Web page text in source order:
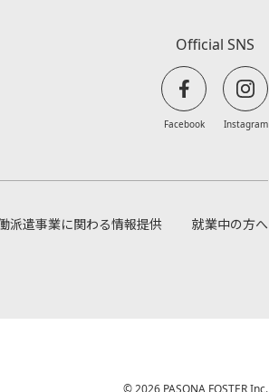
Official SNS
Facebook Instagram
派遣事業に関わる情報提供 就業中の方へ
© 2026 PASONA FOSTER Inc.